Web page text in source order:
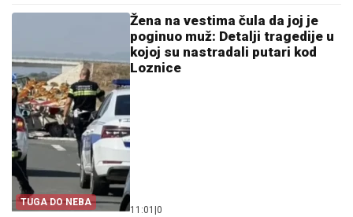
TUGA DO NEBA
Žena na vestima čula da joj je
poginuo muž: Detalji tragedije u
kojoj su nastradali putari kod
Loznice
11:01 0